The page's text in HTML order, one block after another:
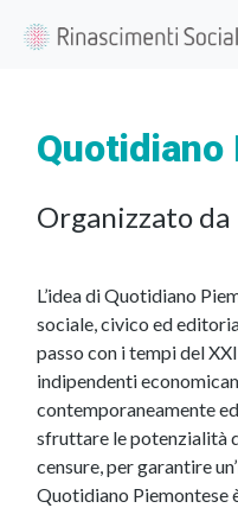
Organizzato da
L’idea di Quotidiano
sociale, civico ed
passo con i tempi del
indipendenti
contemporaneamente
sfruttare le potenzialità
censure, per garantire
Quotidiano Piemontese